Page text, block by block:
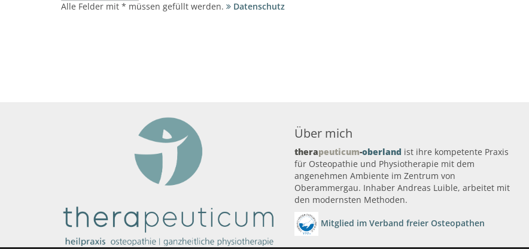
Alle Felder mit * müssen gefüllt werden.
Datenschutz
Über mich
therapeuticum-oberland ist ihre kompetente Praxis
für Osteopathie und Physiotherapie mit dem
angenehmen Ambiente im Zentrum von
Oberammergau. Inhaber Andreas Luible, arbeitet mit
den modernsten Methoden.
Mitglied im Verband freier Osteopathen